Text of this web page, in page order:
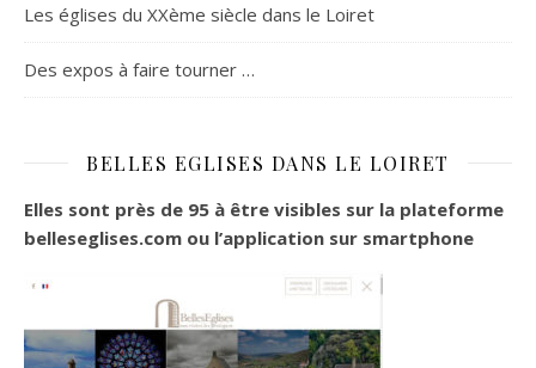
Les églises du XXème siècle dans le Loiret
Des expos à faire tourner …
BELLES EGLISES DANS LE LOIRET
Elles sont près de 95 à être visibles sur la plateforme
belleseglises.com ou l’application sur smartphone